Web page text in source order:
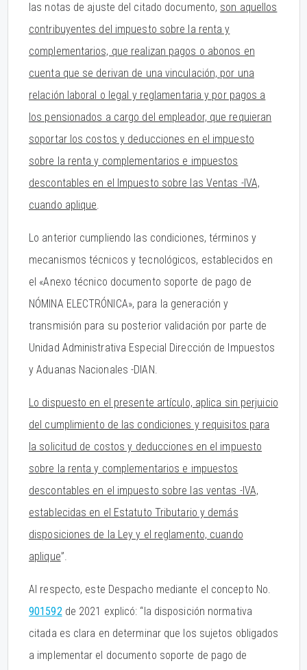
las notas de ajuste del citado documento, son aquellos
contribuyentes del impuesto sobre la renta y
complementarios, que realizan pagos o abonos en
cuenta que se derivan de una vinculación, por una
relación laboral o legal y reglamentaria y por pagos a
los pensionados a cargo del empleador, que requieran
soportar los costos y deducciones en el impuesto
sobre la renta y complementarios e impuestos
descontables en el Impuesto sobre las Ventas -IVA,
cuando aplique.
Lo anterior cumpliendo las condiciones, términos y
mecanismos técnicos y tecnológicos, establecidos en
el «Anexo técnico documento soporte de pago de
NÓMINA ELECTRÓNICA», para la generación y
transmisión para su posterior validación por parte de
Unidad Administrativa Especial Dirección de Impuestos
y Aduanas Nacionales -DIAN.
Lo dispuesto en el presente artículo, aplica sin perjuicio
del cumplimiento de las condiciones y requisitos para
la solicitud de costos y deducciones en el impuesto
sobre la renta y complementarios e impuestos
descontables en el impuesto sobre las ventas -IVA,
establecidas en el Estatuto Tributario y demás
disposiciones de la Ley y el reglamento, cuando
aplique”.
Al respecto, este Despacho mediante el concepto No.
901592de 2021 explicó: “la disposición normativa
citada es clara en determinar que los sujetos obligados
a implementar el documento soporte de pago de